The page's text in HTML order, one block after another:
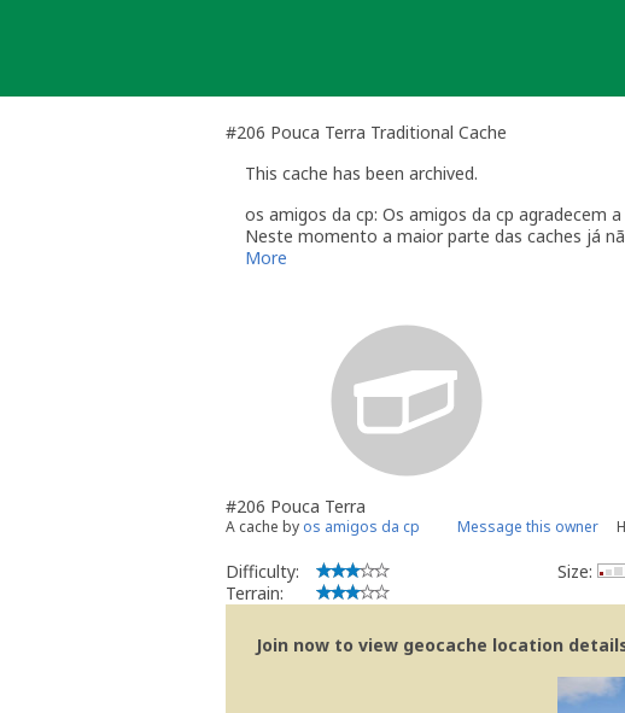
#206 Pouca Terra Traditional Cache
This cache has been archived.
os amigos da cp: Os amigos da cp agradecem
Neste momento a maior parte das caches já
Vamos tentar manter a primeira cache e a
More
#206 Pouca Terra
A cache by os amigos da cp Message this owner
Difficulty:
Terrain:
Size:
Join now to view geocache location